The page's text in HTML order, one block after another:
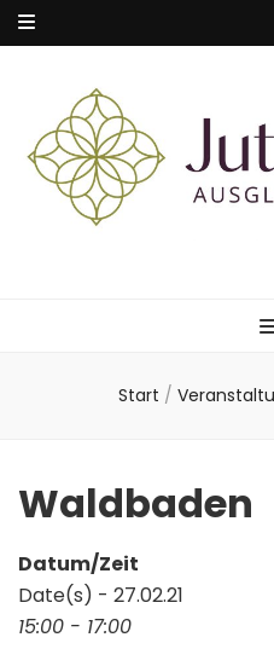
Start /
Waldbaden
Datum/Zeit
Date(s) - 27.02.21
15:00 - 17:00